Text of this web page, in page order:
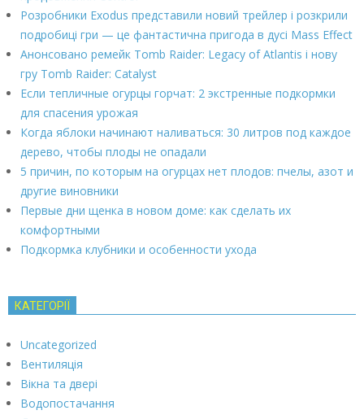
Розробники Exodus представили новий трейлер і розкрили
подробиці гри — це фантастична пригода в дусі Mass Effect
Анонсовано ремейк Tomb Raider: Legacy of Atlantis і нову
гру Tomb Raider: Catalyst
Если тепличные огурцы горчат: 2 экстренные подкормки
для спасения урожая
Когда яблоки начинают наливаться: 30 литров под каждое
дерево, чтобы плоды не опадали
5 причин, по которым на огурцах нет плодов: пчелы, азот и
другие виновники
Первые дни щенка в новом доме: как сделать их
комфортными
Подкормка клубники и особенности ухода
КАТЕГОРІЇ
Uncategorized
Вентиляція
Вікна та двері
Водопостачання